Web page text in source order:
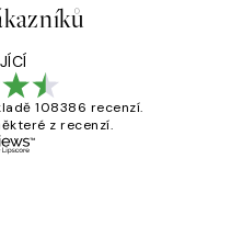
108386 recenzí.
z recenzí.